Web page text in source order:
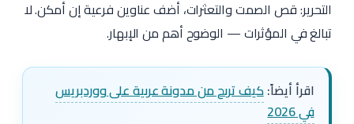
التحرير: قص الصمت والتعثرات، أضف عناوين فرعية إن أمكن. لا
تبالغ في المؤثرات — الوضوح أهم من الإبهار.
اقرأ أيضاً:كيف تربح من مدونة عربية على ووردبريس
في 2026